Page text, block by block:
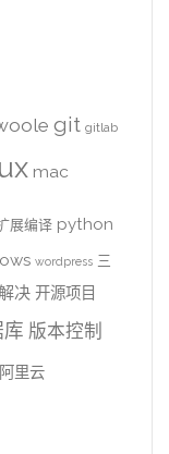
git gitlab
mac
展编译 python
wordpress 三
决 开源项目
库 版本控制
阿里云